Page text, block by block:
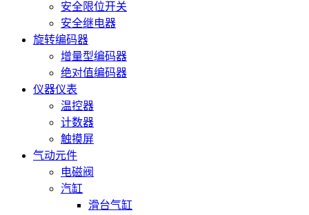
安全限位开关
安全继电器
旋转编码器
增量型编码器
绝对值编码器
仪器仪表
温控器
计数器
触摸屏
气动元件
电磁阀
汽缸
滑台气缸